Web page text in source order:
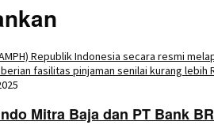
Mitra Baja dan PT Bank